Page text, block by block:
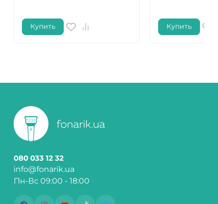
Купить Купить
080 033 12 32
info@fonarik.ua
Пн-Вс 09:00 - 18:00